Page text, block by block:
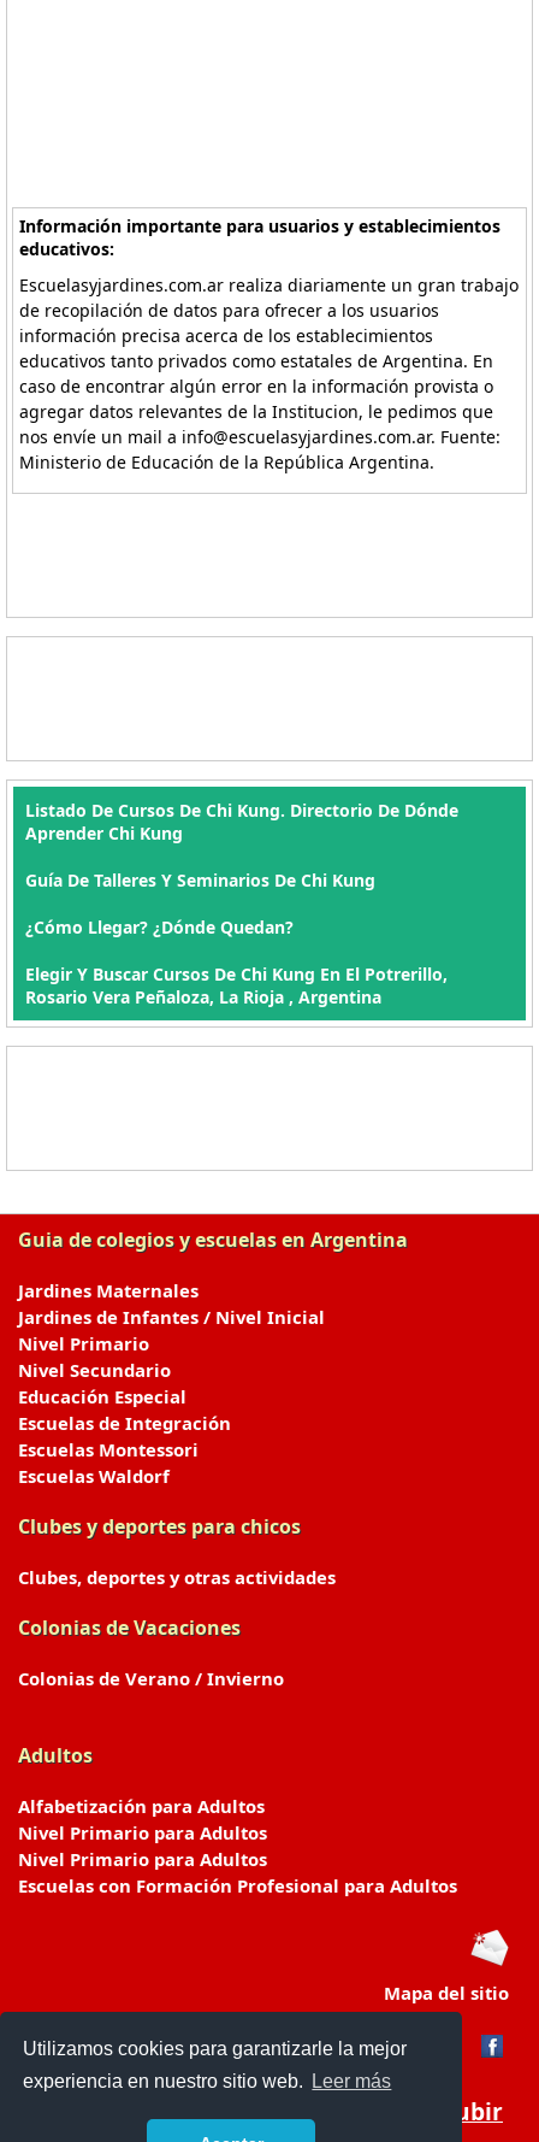
Utilizamos cookies para garantizarle la mejor
experiencia en nuestro sitio web.
Leer más
Información importante para usuarios y establecimientos
educativos:
Escuelasyjardines.com.ar realiza diariamente un gran trabajo
de recopilación de datos para ofrecer a los usuarios
información precisa acerca de los establecimientos
educativos tanto privados como estatales de Argentina. En
caso de encontrar algún error en la información provista o
agregar datos relevantes de la Institucion, le pedimos que
nos envíe un mail a info@escuelasyjardines.com.ar. Fuente:
Ministerio de Educación de la República Argentina.
Listado De Cursos De Chi Kung. Directorio De Dónde
Aprender Chi Kung
Guía De Talleres Y Seminarios De Chi Kung
¿Cómo Llegar? ¿Dónde Quedan?
Elegir Y Buscar Cursos De Chi Kung En El Potrerillo,
Rosario Vera Peñaloza, La Rioja , Argentina
Guia de colegios y escuelas en Argentina
Jardines Maternales
Jardines de Infantes / Nivel Inicial
Nivel Primario
Nivel Secundario
Educación Especial
Escuelas de Integración
Escuelas Montessori
Escuelas Waldorf
Clubes y deportes para chicos
Clubes, deportes y otras actividades
Colonias de Vacaciones
Colonias de Verano / Invierno
Adultos
Alfabetización para Adultos
Nivel Primario para Adultos
Nivel Primario para Adultos
Escuelas con Formación Profesional para Adultos
Mapa del sitio
Subir